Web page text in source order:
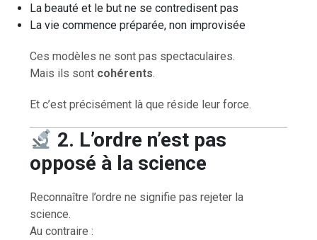
La beauté et le but ne se contredisent pas
La vie commence préparée, non improvisée
Ces modèles ne sont pas spectaculaires.
Mais ils sont cohérents.
Et c’est précisément là que réside leur force.
2. L’ordre n’est pas
opposé à la science
Reconnaître l’ordre ne signifie pas rejeter la
science.
Au contraire :